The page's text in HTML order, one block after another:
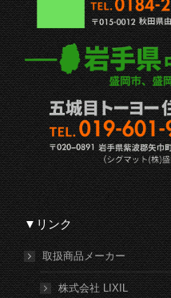
▼リンク
取扱商品メーカー
株式会社 LIXIL